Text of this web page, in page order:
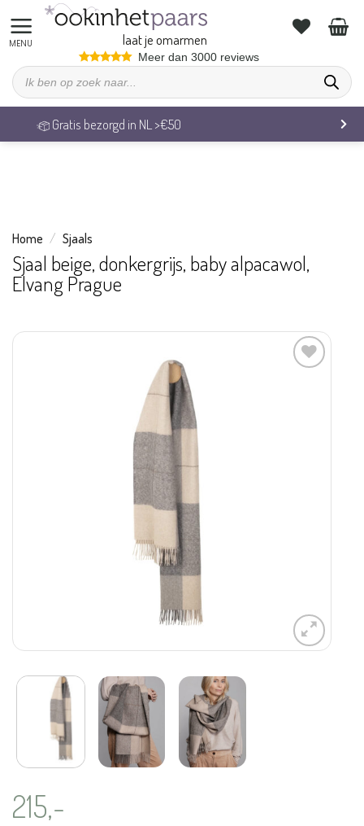
We zijn op vakantie. Vrijdag 7 augustus behandelen we alle
bestellingen weer.
naar
inhoud
laat je omarmen
Meer dan 3000 reviews
Producten
zoeken
Gratis bezorgd in NL >€50
Home / Sjaals
Sjaal beige, donkergrijs, baby alpacawol,
Elvang Prague
215,-